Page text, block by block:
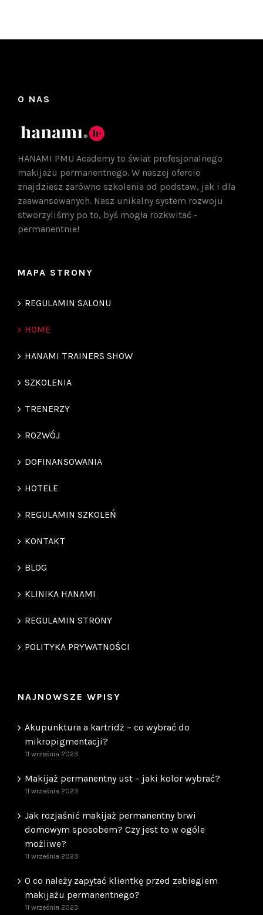
HANAMI PMU Academy to świat profesjonalnego
znajdziesz zarówno szkolenia od podstaw, jak i dla
zaawansowanych. Nasz unikalny system rozwoju
stworzyliśmy po to, byś mogła rozkwitać -
permanentnie!
REGULAMIN SALONU
HOME
HANAMI TRAINERS SHOW
SZKOLENIA
TRENERZY
ROZWÓJ
DOFINANSOWANIA
HOTELE
REGULAMIN SZKOLEŃ
KONTAKT
BLOG
KLINIKA HANAMI
REGULAMIN STRONY
POLITYKA PRYWATNOŚCI
Akupunktura a kartridż – co wybrać do
11 września 2023
Makijaż permanentny ust – jaki kolor wybrać?
Jak rozjaśnić makijaż permanentny brwi
możliwe?
11 września 2023
O co należy zapytać klientkę przed zabiegiem
11 września 2023
Czy po makijażu permanentnym można pić